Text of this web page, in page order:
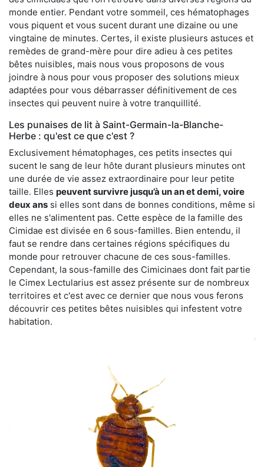
monde entier. Pendant votre sommeil, ces hématophages
vous piquent et vous sucent durant une dizaine ou une
vingtaine de minutes. Certes, il existe plusieurs astuces et
remèdes de grand-mère pour dire adieu à ces petites
bêtes nuisibles, mais nous vous proposons de vous
joindre à nous pour vous proposer des solutions mieux
adaptées pour vous débarrasser définitivement de ces
insectes qui peuvent nuire à votre tranquillité.
Les punaises de lit à Saint-Germain-la-Blanche-
Herbe : qu'est ce que c'est ?
Exclusivement hématophages, ces petits insectes qui
sucent le sang de leur hôte durant plusieurs minutes ont
une durée de vie assez extraordinaire pour leur petite
taille. Elles peuvent survivre jusqu’à un an et demi, voire
deux ans si elles sont dans de bonnes conditions, même si
elles ne s'alimentent pas. Cette espèce de la famille des
Cimidae est divisée en 6 sous-familles. Bien entendu, il
faut se rendre dans certaines régions spécifiques du
monde pour retrouver chacune de ces sous-familles.
Cependant, la sous-famille des Cimicinaes dont fait partie
le Cimex Lectularius est assez présente sur de nombreux
territoires et c'est avec ce dernier que nous vous ferons
découvrir ces petites bêtes nuisibles qui infestent votre
habitation.